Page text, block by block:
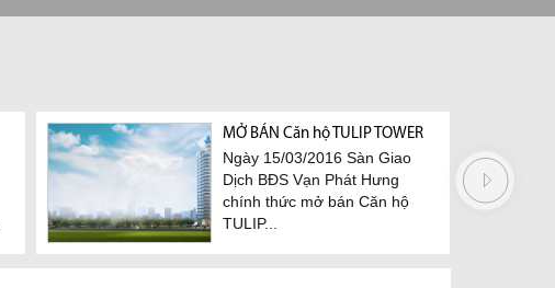
Căn hộ Hoàng Quốc Việt bàn
giao đúng tiến độ
Theo dự kiến vào đầu tháng
08 năm 2017, Công ty Cổ
phần Vạn Phát Hưng sẽ
bàn...
Việt: Đang
hoàn thiện
Dự án Căn
MỞ BÁN Căn hộ TULIP TOWER
Ngày 15/03/2016 Sàn Giao
Dịch BĐS Vạn Phát Hưng
chính thức mở bán Căn hộ
TULIP...